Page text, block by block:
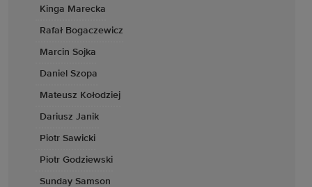
Kinga Marecka
Rafał Bogaczewicz
Marcin Sojka
Daniel Szopa
Mateusz Kołodziej
Dariusz Janik
Piotr Sawicki
Piotr Godziewski
Sunday Samson